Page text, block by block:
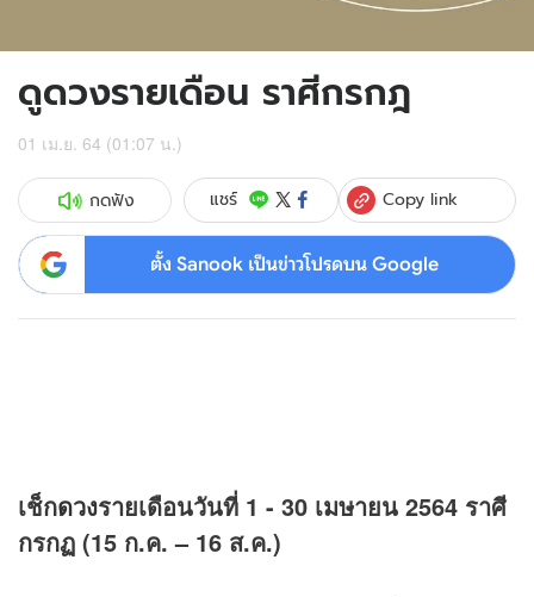
ดูดวงรายเดือน ราศีกรกฎ
01 เม.ย. 64 (01:07 น.)
กดฟัง แชร์ Copy link
ตั้ง Sanook เป็นข่าวโปรดบน Google
เช็กดวงรายเดือนวันที่ 1 - 30 เมษายน 2564 ราศี
กรกฏ (15 ก.ค. – 16 ส.ค.)